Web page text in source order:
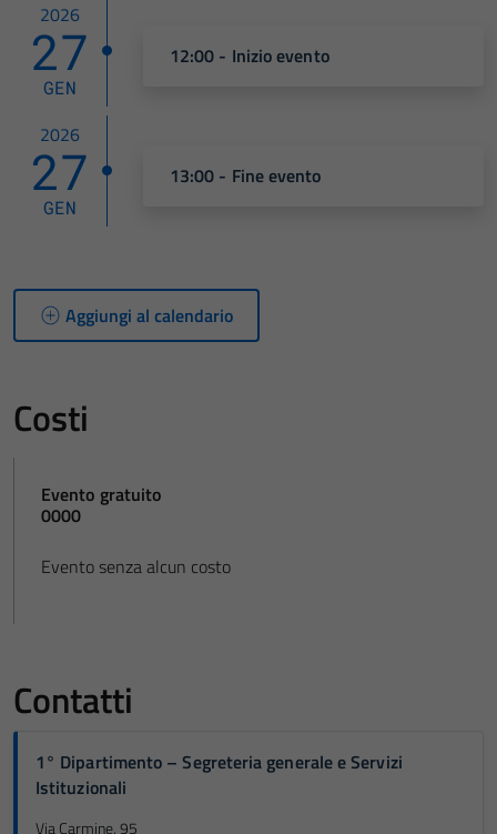
2026
27
GEN
12:00 - Inizio evento
2026
27
GEN
13:00 - Fine evento
Aggiungi al calendario
Costi
Evento gratuito
0000
Evento senza alcun costo
Contatti
1° Dipartimento – Segreteria generale e Servizi
Istituzionali
Via Carmine, 95